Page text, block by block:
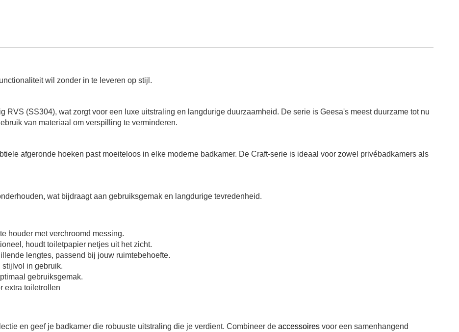
wil zonder in te leveren op stijl.
RVS (SS304), wat zorgt voor een luxe uitstraling en langdurige duurzaamheid. De serie is Geesa's meest duurzame tot nu
van materiaal om verspilling te verminderen.
afgeronde hoeken past moeiteloos in elke moderne badkamer. De Craft-serie is ideaal voor zowel privébadkamers als
wat bijdraagt aan gebruiksgemak en langdurige tevredenheid.
houder met verchroomd messing.
houdt toiletpapier netjes uit het zicht.
lengtes, passend bij jouw ruimtebehoefte.
stijlvol in gebruik.
gebruiksgemak.
extra toiletrollen
en geef je badkamer die robuuste uitstraling die je verdient. Combineer de accessoires voor een samenhangend